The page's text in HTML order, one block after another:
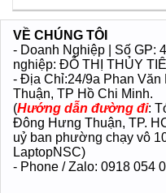
VỀ CHÚNG TÔI
- Doanh Nghiệp | Số GP:
nghiệp: ĐỖ THỊ THỦY
- Địa Chỉ:24/9a Phan Văn
Thuận , TP Hồ Chi Minh.
(Hướng dẫn đường đi:
Đông Hưng Thuận, TP.
uỷ ban phường chạy vô
LaptopNSC)
- Phone / Zalo: 0918 054